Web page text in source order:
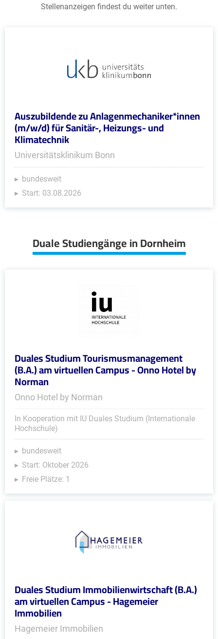
Stellenanzeigen findest du weiter unten.
Auszubildende zu Anlagenmechaniker*innen
(m/w/d) für Sanitär-, Heizungs- und
Klimatechnik
Universitätsklinikum Bonn
bundesweit
Start: 03.08.2026
Duale Studiengänge in Dornheim
Duales Studium Tourismusmanagement
(B.A.) am virtuellen Campus - Onno Hotel by
Norman
Onno Hotel by Norman
In Kooperation mit IU Duales Studium (Internationale
Hochschule)
bundesweit
Start: Oktober 2026
Freie Plätze: 1
Duales Studium Immobilienwirtschaft (B.A.)
am virtuellen Campus - Hagemeier
Immobilien
Hagemeier Immobilien